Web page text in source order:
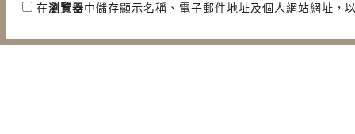
在瀏覽器中儲存顯示名稱、電子郵件地址及個人網站網址，